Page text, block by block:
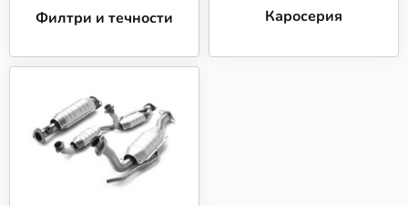
Филтри и течности Каросерия